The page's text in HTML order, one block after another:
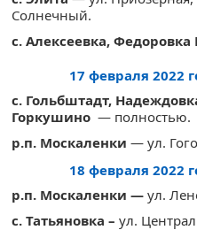
Солнечный.
с. Алексеевка,
17 февраля 2022
с. Гольбштадт,
Горкушино — полностью.
р.п. Москаленки — ул.
18 февраля 2022
р.п. Москаленки — ул.
с. Татьяновка – ул.